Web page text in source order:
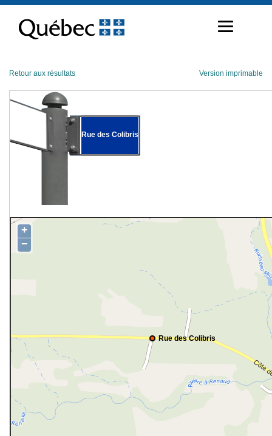
contenu
Retour aux résultats Version imprimable
Rue des Colibris
Rue des Colibris
+
−